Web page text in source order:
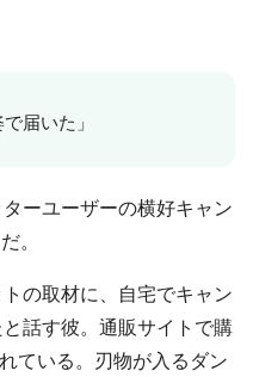
届いた」
ーユーザーの横好キャン
。
の取材に、自宅でキャン
話す彼。通販サイトで購
ている。刃物が入るダン